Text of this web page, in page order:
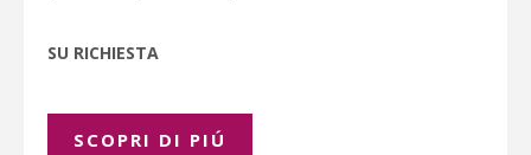
SU RICHIESTA
SCOPRI DI PIÚ